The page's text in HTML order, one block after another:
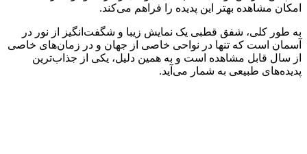
امکان مشاهده بهتر این پدیده را فراهم می‌کند.
به طور کلی، شفق قطبی یک نمایش زیبا و شگفت‌انگیز از نور در
آسمان است که تنها در نواحی خاصی از جهان و در زمان‌های خاصی
از سال قابل مشاهده است و به همین دلیل، یکی از جذاب‌ترین
پدیده‌های طبیعی به شمار می‌آید.